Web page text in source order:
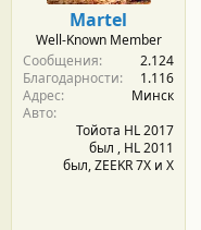
Martel
Well-Known Member
Сообщения
2.124
Благодарности
1.116
Адрес
Минск
Авто
Тойота HL 2017
был , HL 2011
был, ZEEKR 7X и Х